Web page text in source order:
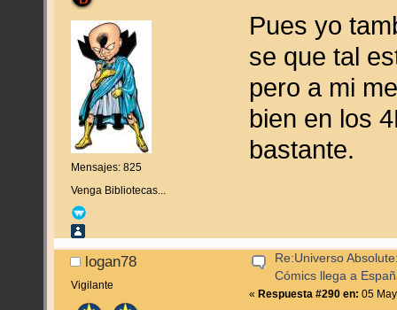
Mensajes: 825
Venga Bibliotecas...
Pues yo
se que tal
pero a mi
bien en los
bastante.
logan78
Vigilante
Re:Universo
Cómics llega a
«Respuesta #290 en: 05